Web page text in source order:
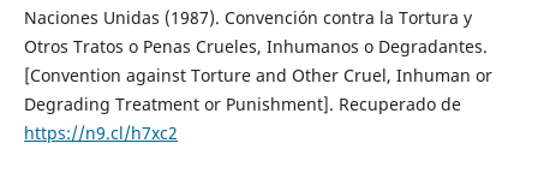
Naciones Unidas (1987). Convención contra la Tortura y
Otros Tratos o Penas Crueles, Inhumanos o Degradantes.
[Convention against Torture and Other Cruel, Inhuman or
Degrading Treatment or Punishment]. Recuperado de
https://n9.cl/h7xc2